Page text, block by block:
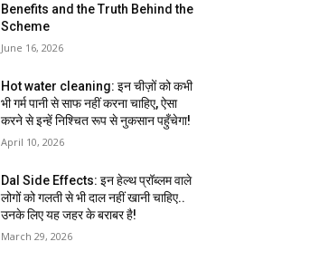
Benefits and the Truth Behind the
Scheme
June 16, 2026
Hot water cleaning: इन चीज़ों को कभी
भी गर्म पानी से साफ नहीं करना चाहिए, ऐसा
करने से इन्हें निश्चित रूप से नुकसान पहुँचेगा!
April 10, 2026
Dal Side Effects: इन हेल्थ प्रॉब्लम वाले
लोगों को गलती से भी दाल नहीं खानी चाहिए..
उनके लिए यह जहर के बराबर है!
March 29, 2026